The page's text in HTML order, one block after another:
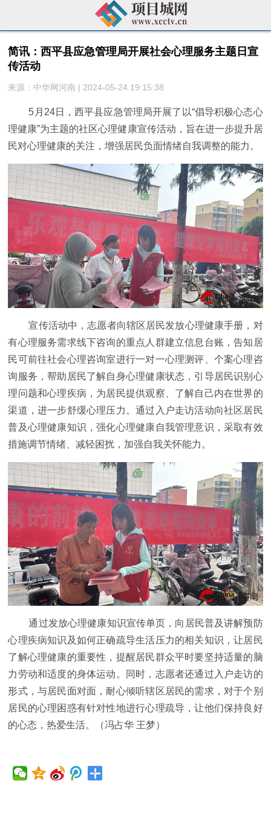
简讯：​西平县应急管理局开展社会心理服务主题日宣
传活动
来源：中华网河南 | 2024-05-24 19:15:38
5月24日，西平县应急管理局开展了以“倡导积极心态心
理健康”为主题的社区心理健康宣传活动，旨在进一步提升居
民对心理健康的关注，增强居民负面情绪自我调整的能力。
宣传活动中，志愿者向辖区居民发放心理健康手册，对
有心理服务需求线下咨询的重点人群建立信息台账，告知居
民可前往社会心理咨询室进行一对一心理测评、个案心理咨
询服务，帮助居民了解自身心理健康状态，引导居民识别心
理问题和心理疾病，为居民提供观察、了解自己内在世界的
渠道，进一步舒缓心理压力。通过入户走访活动向社区居民
普及心理健康知识，强化心理健康自我管理意识，采取有效
措施调节情绪、减轻困扰，加强自我关怀能力。
通过发放心理健康知识宣传单页，向居民普及讲解预防
心理疾病知识及如何正确疏导生活压力的相关知识，让居民
了解心理健康的重要性，提醒居民群众平时要坚持适量的脑
力劳动和适度的身体运动。同时，志愿者还通过入户走访的
形式，与居民面对面，耐心倾听辖区居民的需求，对于个别
居民的心理困惑有针对性地进行心理疏导，让他们保持良好
的心态，热爱生活。（冯占华 王梦）